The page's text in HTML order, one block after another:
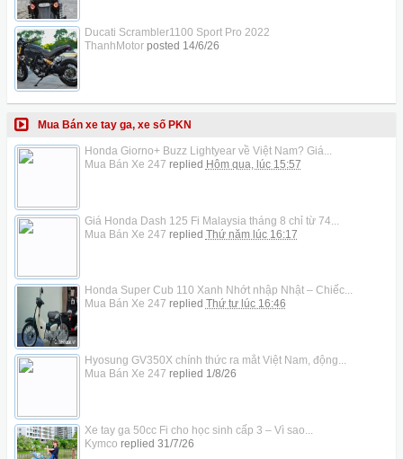
Ducati Scrambler1100 Sport Pro 2022
ThanhMotorposted 14/6/26
Mua Bán xe tay ga, xe số PKN
Honda Giorno+ Buzz Lightyear về Việt Nam? Giá...
Mua Bán Xe 247 replied Hôm qua, lúc 15:57
Giá Honda Dash 125 Fi Malaysia tháng 8 chỉ từ 74...
Mua Bán Xe 247 replied Thứ năm lúc 16:17
Honda Super Cub 110 Xanh Nhớt nhập Nhật – Chiếc...
Mua Bán Xe 247 replied Thứ tư lúc 16:46
Hyosung GV350X chính thức ra mắt Việt Nam, động...
Mua Bán Xe 247 replied 1/8/26
Xe tay ga 50cc Fi cho học sinh cấp 3 – Vì sao...
Kymco replied 31/7/26